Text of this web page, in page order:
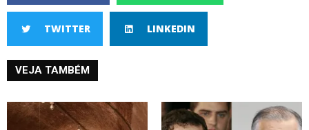
TWITTER LINKEDIN
VEJA TAMBÉM